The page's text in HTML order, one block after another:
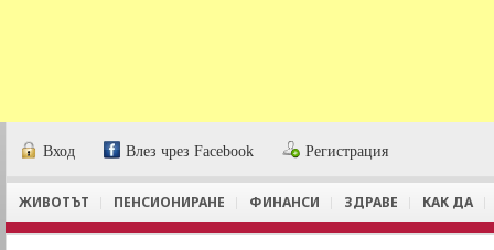
Вход Влез чрез Facebook Регистрация
ЖИВОТЪТ ПЕНСИОНИРАНЕ ФИНАНСИ ЗДРАВЕ КАК ДА